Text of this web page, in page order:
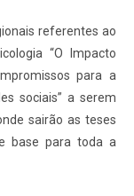
referentes ao
“O Impacto
para a
sociais” a serem
sairão as teses
base para toda a